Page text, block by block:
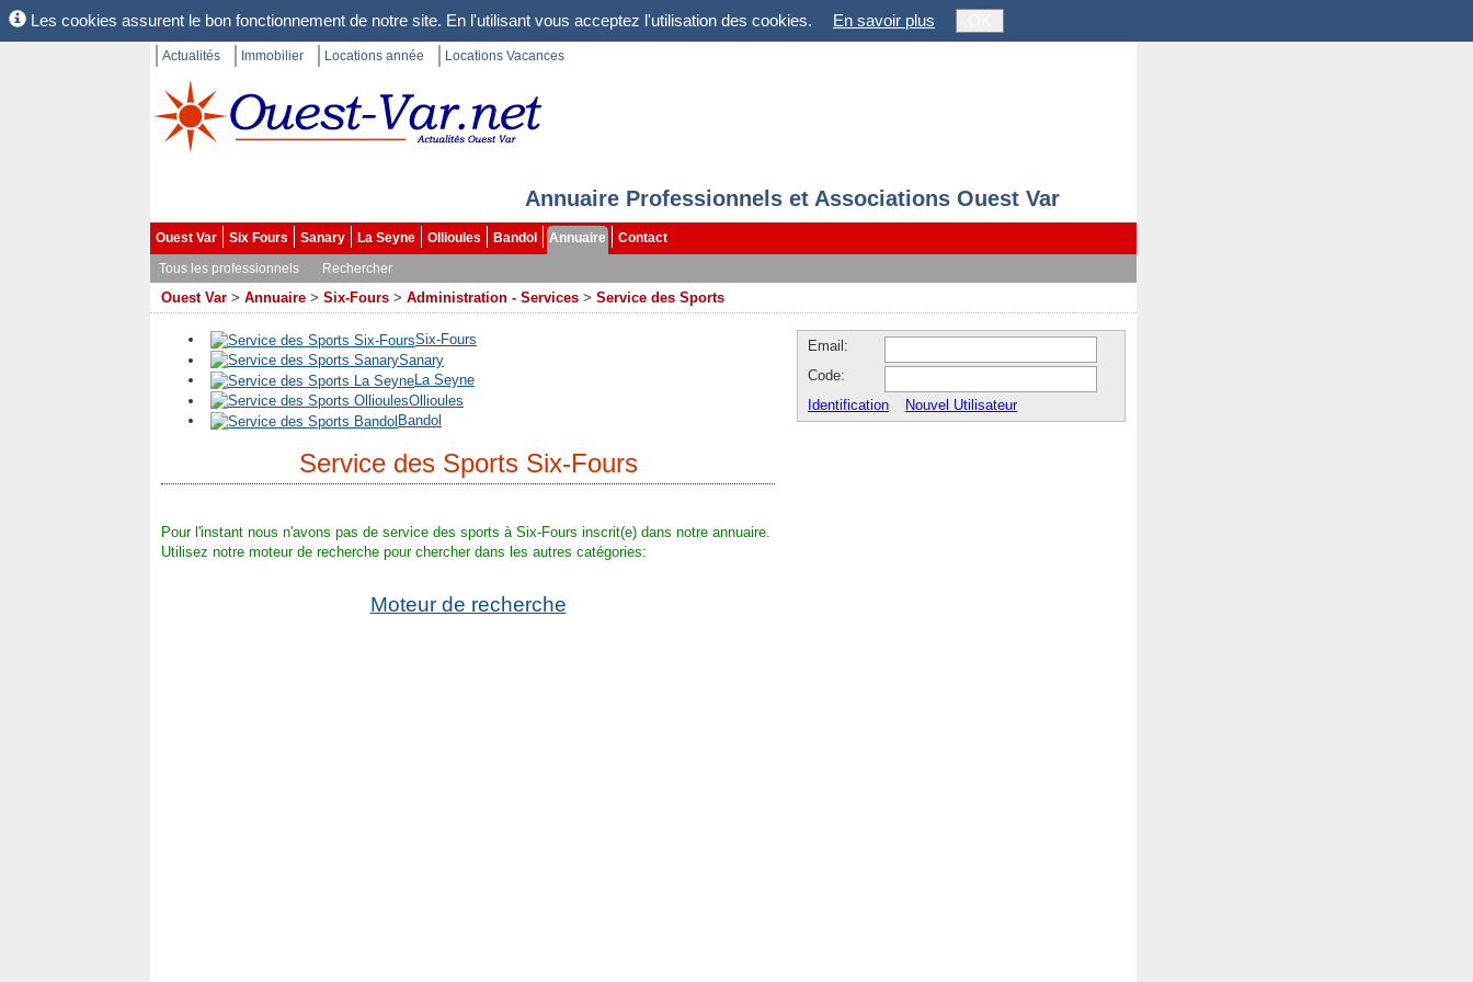
Les cookies assurent le bon fonctionnement de notre site. En l'utilisant vous acceptez l'utilisation des cookies. En savoir plus
Actualités Immobilier Locations année Locations Vacances
Annuaire Professionnels et Associations Ouest Var
Ouest Var Six Fours Sanary La Seyne Ollioules Bandol Annuaire
Contact
Tous les professionnels
Rechercher
Ouest Var > Annuaire > Six-Fours > Administration - Services > Service des Sports
Six-Fours
Sanary
La Seyne
Ollioules
Bandol
Service des Sports Six-Fours
Pour l'instant nous n'avons pas de service des sports à Six-Fours inscrit(e) dans notre annuaire.
Utilisez notre moteur de recherche pour chercher dans les autres catégories:
Moteur de recherche
Email:
Code:
Identification
Nouvel Utilisateur